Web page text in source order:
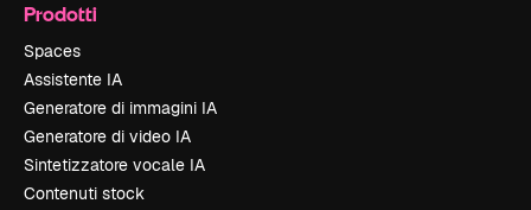
Prodotti
Spaces
Assistente IA
Generatore di immagini IA
Generatore di video IA
Sintetizzatore vocale IA
Contenuti stock